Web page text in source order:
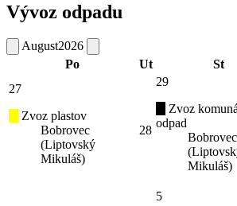
Vývoz odpadu
August2026
Po
Ut St
27
Zvoz plastov
Bobrovec
(Liptovský
Mikuláš)
28
29
Zvoz
odpad
Bobrovec
Mikuláš)
5